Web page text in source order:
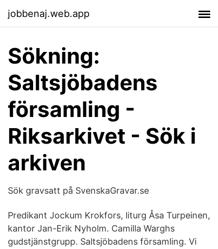
jobbenaj.web.app
Sökning:
Saltsjöbadens
församling -
Riksarkivet - Sök i
arkiven
Sök gravsatt på SvenskaGravar.se
Predikant Jockum Krokfors, liturg Åsa Turpeinen,
kantor Jan-Erik Nyholm. Camilla Warghs
gudstjänstgrupp. Saltsjöbadens församling. Vi